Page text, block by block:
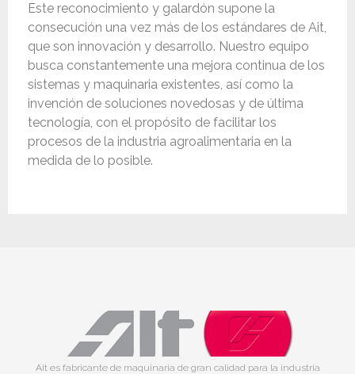
Este reconocimiento y galardón supone la
consecución una vez más de los estándares de Ait,
que son innovación y desarrollo. Nuestro equipo
busca constantemente una mejora continua de los
sistemas y maquinaria existentes, así como la
invención de soluciones novedosas y de última
tecnología, con el propósito de facilitar los
procesos de la industria agroalimentaria en la
medida de lo posible.
Ait es fabricante de maquinaria de gran calidad para la industria